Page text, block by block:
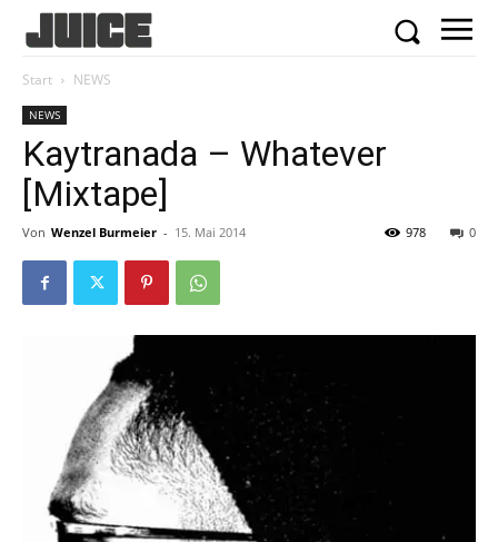
Start NEWS
NEWS
Kaytranada – Whatever
[Mixtape]
Von Wenzel Burmeier - 15. Mai 2014 0
978